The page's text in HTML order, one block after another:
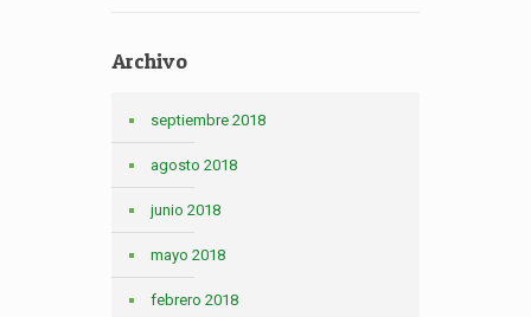
Archivo
septiembre 2018
agosto 2018
junio 2018
mayo 2018
febrero 2018